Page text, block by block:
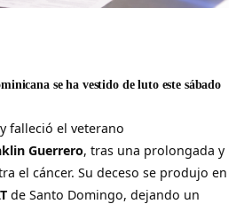
se ha vestido de luto este sábado
falleció el veterano
Guerrero, tras una prolongada y
el cáncer. Su deceso se produjo en
de Santo Domingo, dejando un